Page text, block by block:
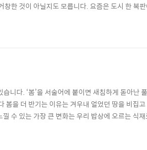
한 것이 아닐지도 모릅니다. 요즘은 도시 한 복
이유에서 텃밭을 가꾸게 되었을까요. 텃밭 (경북
니다. ‘봄’을 서술어에 붙이면 새침하게 돋아난
을 더 반기는 이유는 겨우내 얼었던 땅을 비집
수 있는 가장 큰 변화는 우리 밥상에 오르는 식
었는데 봄에는 그럴 필요가 전혀 없겠죠? 기름진